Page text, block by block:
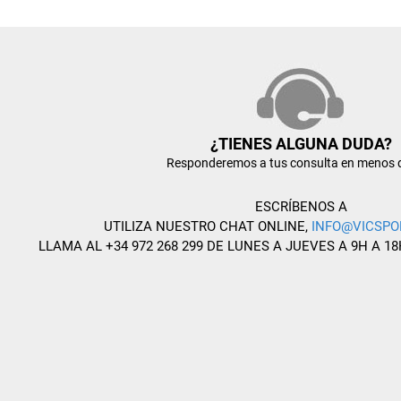
¿TIENES ALGUNA DUDA?
Responderemos a tus consulta en menos
ESCRÍBENOS A
UTILIZA NUESTRO CHAT ONLINE,
LLAMA AL +34 972 268 299 DE LUNES A JUEVES A 9H A